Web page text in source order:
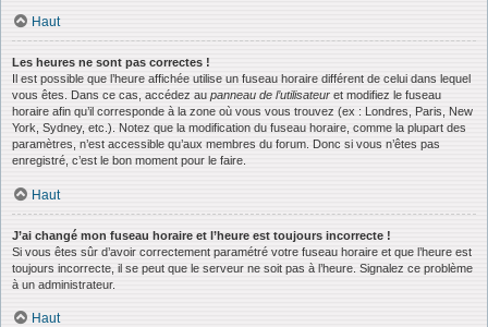
Haut
Les heures ne sont pas correctes !
Il est possible que l’heure affichée utilise un fuseau horaire différent de celui dans lequel
vous êtes. Dans ce cas, accédez au panneau de l’utilisateur et modifiez le fuseau
horaire afin qu’il corresponde à la zone où vous vous trouvez (ex : Londres, Paris, New
York, Sydney, etc.). Notez que la modification du fuseau horaire, comme la plupart des
paramètres, n’est accessible qu’aux membres du forum. Donc si vous n’êtes pas
enregistré, c’est le bon moment pour le faire.
Haut
J’ai changé mon fuseau horaire et l’heure est toujours incorrecte !
Si vous êtes sûr d’avoir correctement paramétré votre fuseau horaire et que l’heure est
toujours incorrecte, il se peut que le serveur ne soit pas à l’heure. Signalez ce problème
à un administrateur.
Haut